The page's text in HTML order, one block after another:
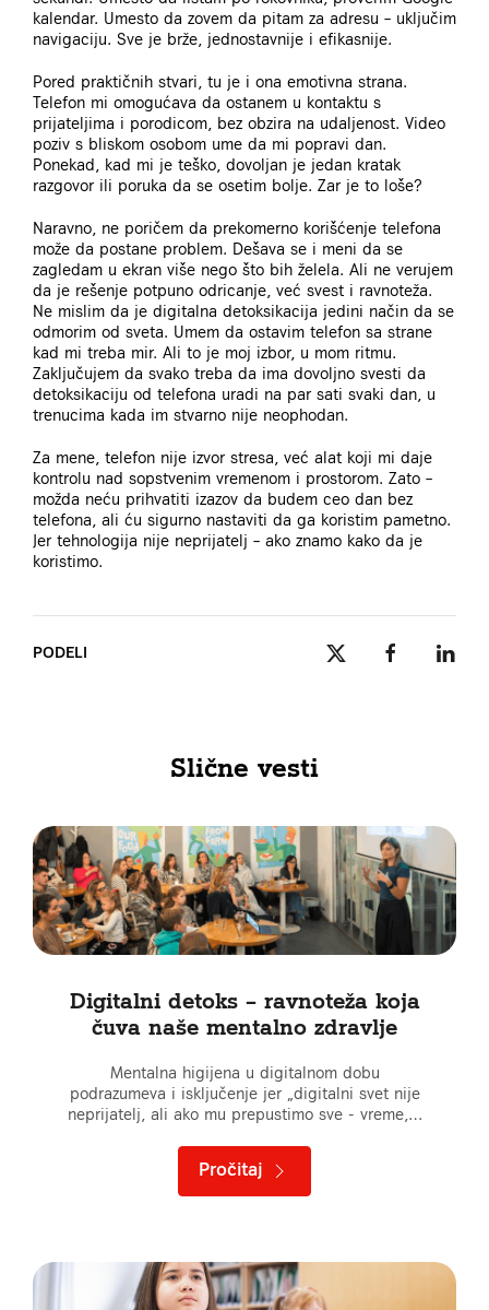
kalendar. Umesto da zovem da pitam za adresu – uključim
navigaciju. Sve je brže, jednostavnije i efikasnije.
Pored praktičnih stvari, tu je i ona emotivna strana.
Telefon mi omogućava da ostanem u kontaktu s
prijateljima i porodicom, bez obzira na udaljenost. Video
poziv s bliskom osobom ume da mi popravi dan.
Ponekad, kad mi je teško, dovoljan je jedan kratak
razgovor ili poruka da se osetim bolje. Zar je to loše?
Naravno, ne poričem da prekomerno korišćenje telefona
može da postane problem. Dešava se i meni da se
zagledam u ekran više nego što bih želela. Ali ne verujem
da je rešenje potpuno odricanje, već svest i ravnoteža.
Ne mislim da je digitalna detoksikacija jedini način da se
odmorim od sveta. Umem da ostavim telefon sa strane
kad mi treba mir. Ali to je moj izbor, u mom ritmu.
Zaključujem da svako treba da ima dovoljno svesti da
detoksikaciju od telefona uradi na par sati svaki dan, u
trenucima kada im stvarno nije neophodan.
Za mene, telefon nije izvor stresa, već alat koji mi daje
kontrolu nad sopstvenim vremenom i prostorom. Zato –
možda neću prihvatiti izazov da budem ceo dan bez
telefona, ali ću sigurno nastaviti da ga koristim pametno.
Jer tehnologija nije neprijatelj – ako znamo kako da je
koristimo.
PODELI
Slične vesti
Digitalni detoks – ravnoteža koja
čuva naše mentalno zdravlje
Mentalna higijena u digitalnom dobu
podrazumeva i isključenje jer „digitalni svet nije
neprijatelj, ali ako mu prepustimo sve - vreme,…
Pročitaj